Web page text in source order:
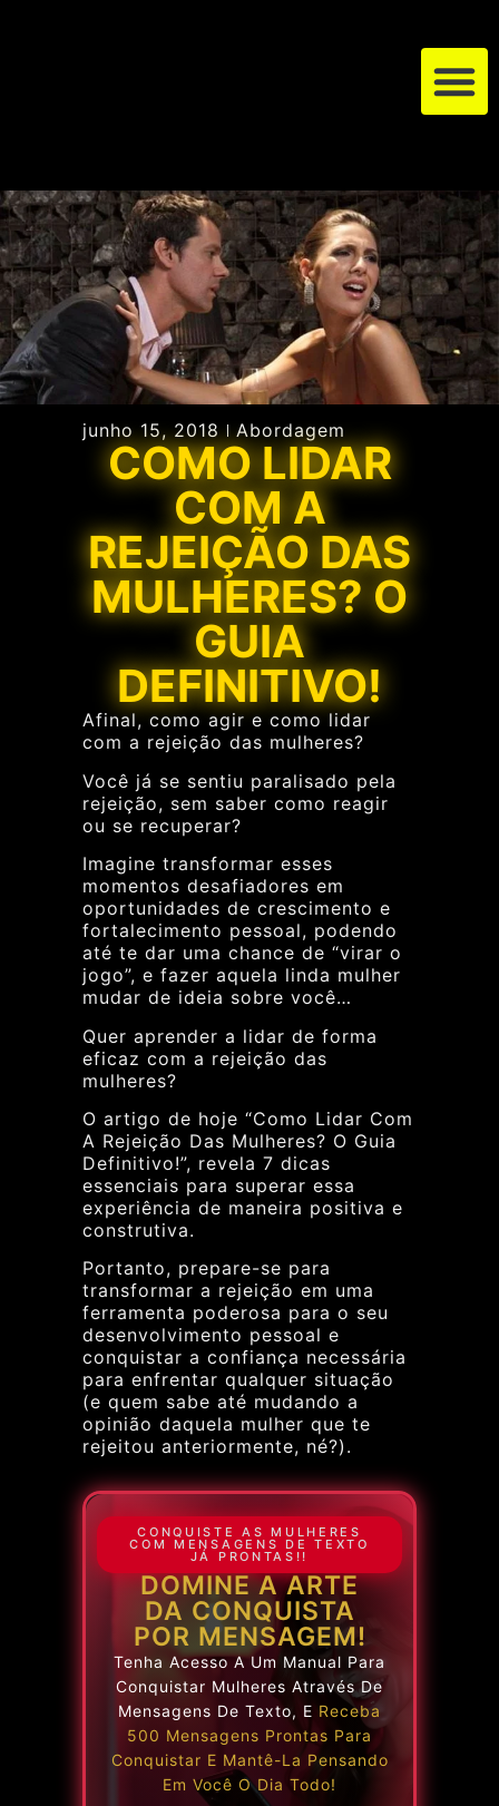
junho 15, 2018 Abordagem
COMO LIDAR
COM A
REJEIÇÃO DAS
MULHERES? O
GUIA
DEFINITIVO!
Afinal, como agir e como lidar
com a rejeição das mulheres?
Você já se sentiu paralisado pela
rejeição, sem saber como reagir
ou se recuperar?
Imagine transformar esses
momentos desafiadores em
oportunidades de crescimento e
fortalecimento pessoal, podendo
até te dar uma chance de “virar o
jogo”, e fazer aquela linda mulher
mudar de ideia sobre você…
Quer aprender a lidar de forma
eficaz com a rejeição das
mulheres?
O artigo de hoje “Como Lidar Com
A Rejeição Das Mulheres? O Guia
Definitivo!”, revela 7 dicas
essenciais para superar essa
experiência de maneira positiva e
construtiva.
Portanto, prepare-se para
transformar a rejeição em uma
ferramenta poderosa para o seu
desenvolvimento pessoal e
conquistar a confiança necessária
para enfrentar qualquer situação
(e quem sabe até mudando a
opinião daquela mulher que te
rejeitou anteriormente, né?).
CONQUISTE AS MULHERES
COM MENSAGENS DE TEXTO
JÁ PRONTAS!!
DOMINE A ARTE
DA CONQUISTA
POR MENSAGEM!
Tenha Acesso A Um Manual Para
Conquistar Mulheres Através De
Mensagens De Texto, E Receba
500 Mensagens Prontas Para
Conquistar E Mantê-La Pensando
Em Você O Dia Todo!